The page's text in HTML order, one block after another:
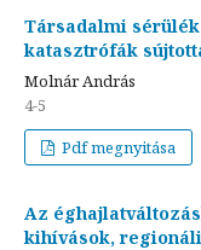
Társadalmi
katasztrófák
Molnár András
4-5
Pdf megnyitása
Az
kihívások,